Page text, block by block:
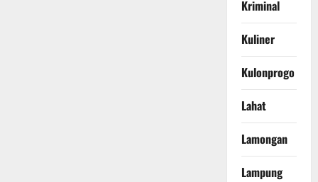
Kriminal
Kuliner
Kulonprogo
Lahat
Lamongan
Lampung